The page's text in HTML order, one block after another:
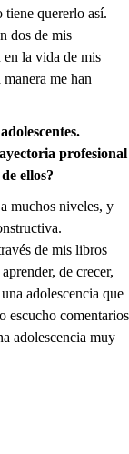
tiene quererlo así.
dos de mis
en la vida de mis
me han
profesional
ellos?
muchos niveles, y
de mis libros
de crecer,
adolescencia que
escucho comentarios
adolescencia muy